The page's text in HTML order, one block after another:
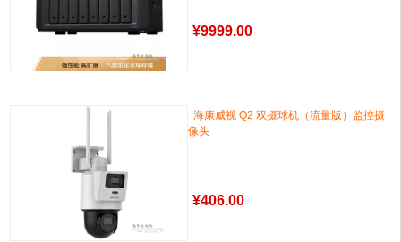
¥9999.00
海康威视 Q2 双摄球机（流量版）监控摄
像头
¥406.00